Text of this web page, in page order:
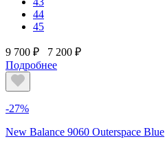
44
45
9 700 ₽
7 200 ₽
Подробнее
-27%
New Balance 9060 Outerspace Blue